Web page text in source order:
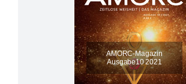
AMORC-Magazin
Ausgabe10 2021